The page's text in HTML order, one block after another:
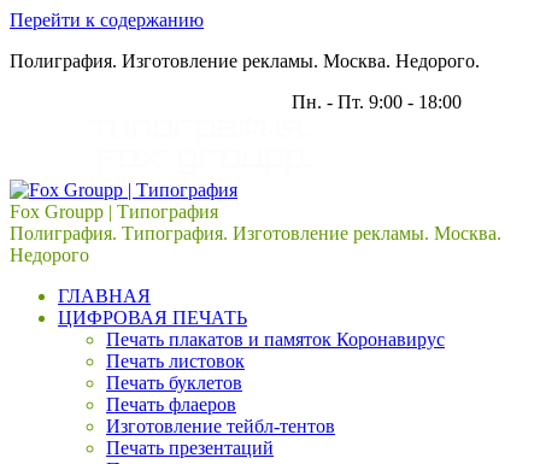
Перейти к содержанию
Полиграфия. Изготовление рекламы. Москва. Недорого.
Пн. - Пт. 9:00 - 18:00
Fox Groupp | Типография
Полиграфия. Типография. Изготовление рекламы. Москва.
Недорого
ГЛАВНАЯ
ЦИФРОВАЯ ПЕЧАТЬ
Печать плакатов и памяток Коронавирус
Печать листовок
Печать буклетов
Печать флаеров
Изготовление тейбл-тентов
Печать презентаций